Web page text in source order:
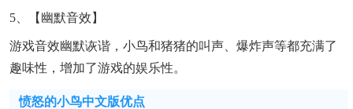
5、【幽默音效】
游戏音效幽默诙谐，小鸟和猪猪的叫声、爆炸声等都充满了
趣味性，增加了游戏的娱乐性。
愤怒的小鸟中文版优点